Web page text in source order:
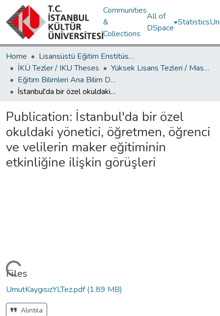
Communities
&
Collections
All of
DSpace
Statistics
Home
Lisansüstü Eğitim Enstitüsü / Postgraduate Education Institute
İKÜ Tezler / IKU Theses
Yüksek Lisans Tezleri / Master's Theses
Eğitim Bilimleri Ana Bilim Dalı / Department of Educational Sciences
İstanbul'da bir özel okuldaki yönetici, öğretmen, öğrenci ve velilerin maker eğitiminin etkinliğine ilişkin görüşleri
Publication: İstanbul'da bir özel
okuldaki yönetici, öğretmen, öğrenci
ve velilerin maker eğitiminin
etkinliğine ilişkin görüşleri
Files
UmutKaygısızYLTez.pdf(1.89 MB)
Alıntıla